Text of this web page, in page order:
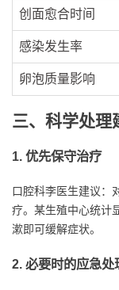
创面愈合时间
感染发生率
卵泡质量影响
三、科学处理
1. 优先保守治疗
口腔科李医生建议：
疗。某生殖中心统计
漱即可缓解症状。
2. 必要时的应急处